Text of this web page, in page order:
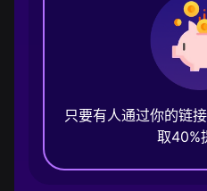
只要有人通过你的链
取40%